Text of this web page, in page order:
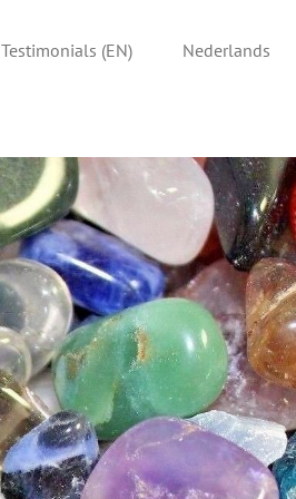
Testimonials (EN) Nederlands